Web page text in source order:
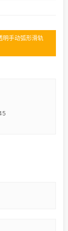
明手动弧形滑轨